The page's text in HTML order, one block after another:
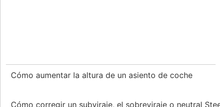
Cómo aumentar la altura de un asiento de coche
Cómo corregir un subviraje, el sobreviraje o neutral